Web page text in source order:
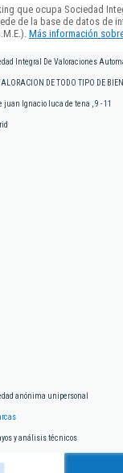
que ocupa Sociedad
de la base de datos de
Más información
Integral De Valoraciones
DE TODO TIPO DE
juan Ignacio luca de tena , 9 - 11
anónima unipersonal
y análisis técnicos